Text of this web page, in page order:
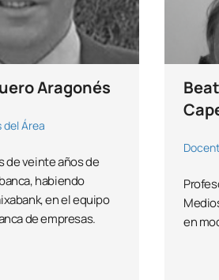
Aragonés
del Área
de veinte años de
habiendo
en el equipo
de empresas.
en